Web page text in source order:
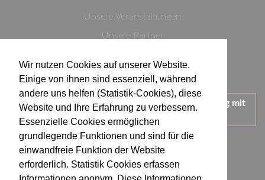
Wir nutzen Cookies auf unserer Website.
Einige von ihnen sind essenziell, während
andere uns helfen (Statistik-Cookies), diese
Website und Ihre Erfahrung zu verbessern.
Essenzielle Cookies ermöglichen
grundlegende Funktionen und sind für die
einwandfreie Funktion der Website
erforderlich. Statistik Cookies erfassen
Unsere Veranstaltungen
Unsere Partner
Impressum
Wir treten für einen verantwortungsvollen Umgang mit
Alkohol ein.
KONTAKT
Weingut Kistenmacher & Hengerer